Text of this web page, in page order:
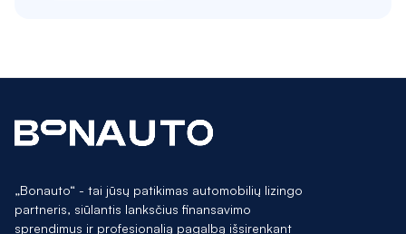
„Bonauto“ - tai jūsų patikimas automobilių lizingo
partneris, siūlantis lanksčius finansavimo
sprendimus ir profesionalią pagalbą išsirenkant